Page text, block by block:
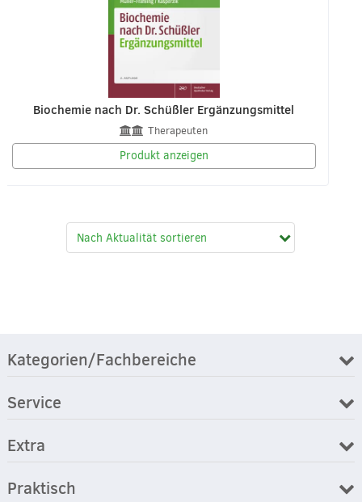
Biochemie nach Dr. Schüßler Ergänzungsmittel
Therapeuten
Produkt anzeigen
Kategorien/Fachbereiche
Service
Extra
Praktisch